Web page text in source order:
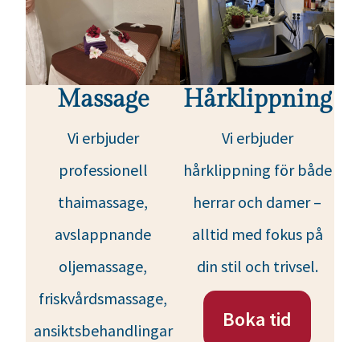
Massage
Vi erbjuder
professionell
thaimassage,
avslappnande
oljemassage,
friskvårdsmassage,
ansiktsbehandlingar
Hårklippning
Vi erbjuder
hårklippning för både
herrar och damer –
alltid med fokus på
din stil och trivsel.
Boka tid